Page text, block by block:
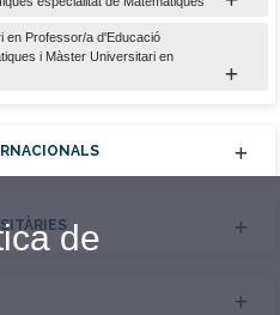
en Professor/a d'Educació
i Màster Universitari en
de